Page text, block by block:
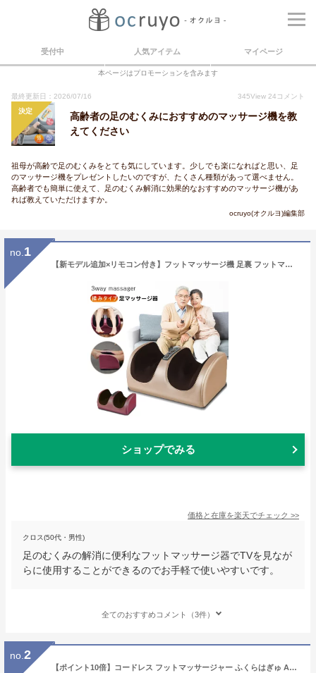
受付中 人気アイテム マイページ
本ページはプロモーションを含みます
最終更新日：2026/07/16 345View 24 コメント
決定
高齢者の足のむくみにおすすめのマッサージ機を教
えてください
祖母が高齢で足のむくみをとても気にしています。少しでも楽になればと思い、足
のマッサージ機をプレゼントしたいのですが、たくさん種類があって選べません。
高齢者でも簡単に使えて、足のむくみ解消に効果的なおすすめのマッサージ機があ
れば教えていただけますか。
ocruyo(オクルヨ)編集部
no. 1
【新モデル追加×リモコン付き】フットマッサージ機 足裏 フットマッサージ器 脚マッサージ器 マッサージ機 マッサージ器 足裏マッサージ器 振動 マッサージャー 足マッサージ 脚マッサージ 足マッサージャーマッサージ機 足裏ローラー マッサージ機 お年寄り筋肉痛改善
ショップでみる
価格と在庫を楽天でチェック >>
クロス(50代・男性)
足のむくみの解消に便利なフットマッサージ器でTVを見なが
らに使用することができるのでお手軽で使いやすいです。
全てのおすすめコメント（3件）
no. 2
【ポイント10倍】コードレス フットマッサージャー ふくらはぎゅ AX-HJ360 ヒーター 付き コンパクト 脚 ふくらはぎ 足裏 レッグ マッサージャー マッサージ器 疲労 冷え エアバッグ フットケア 温熱 血行 人気 おすすめ 敬老の日 プレゼント ギフト 2025 アテックスルルド